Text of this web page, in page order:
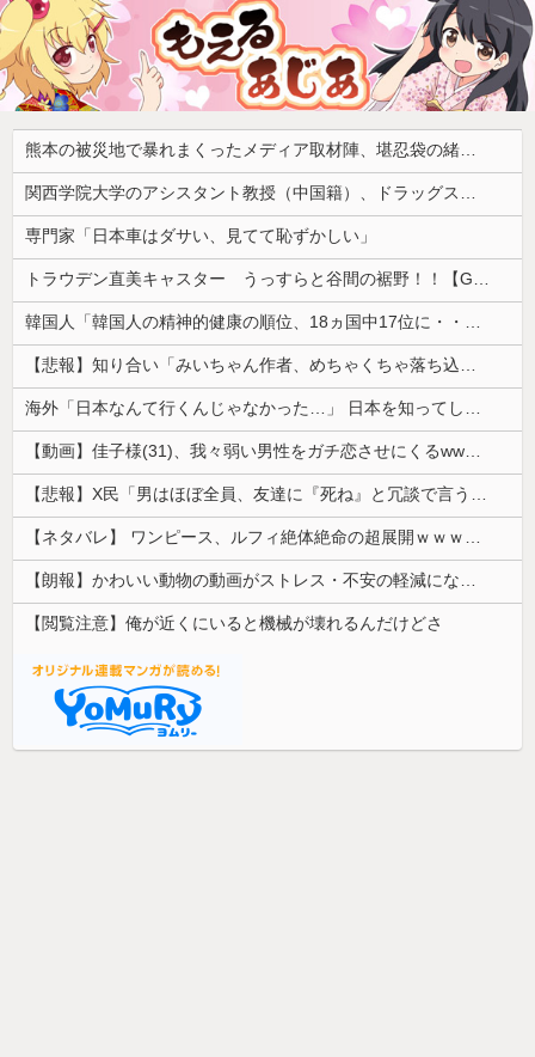
熊本の被災地で暴れまくったメディア取材陣、堪忍袋の緒が切れた地元住民が苦情を寄せまくった結果……
関西学院大学のアシスタント教授（中国籍）、ドラッグストアで現行犯逮捕 万引き容疑
専門家「日本車はダサい、見てて恥ずかしい」
トラウデン直美キャスター うっすらと谷間の裾野！！【GIF動画あり】
韓国人「韓国人の精神的健康の順位、18ヵ国中17位に・・・」→「日本に勝った！！！！！」
【悲報】知り合い「みいちゃん作者、めちゃくちゃ落ち込んでる。以前みいちゃんへの深い愛を語ってくれた」
海外「日本なんて行くんじゃなかった…」 日本を知ってしまったディズニー信者、帰国後『本家』に失望する事態に
【動画】佳子様(31)、我々弱い男性をガチ恋させにくるwwwwwww 【Pickup05164714】
【悲報】X民「男はほぼ全員、友達に『死ね』と冗談で言うことがある」←これマジ？ｗｗｗｗ
【ネタバレ】 ワンピース、ルフィ絶体絶命の超展開ｗｗｗｗｗｗｗｗｗｗｗｗｗｗｗｗｗｗｗｗｗｗｗｗｗｗｗｗｗｗｗｗｗｗｗｗｗｗｗｗｗｗｗｗｗ...
【朗報】かわいい動物の動画がストレス・不安の軽減になる可能性。英大学の研究で実証
【閲覧注意】俺が近くにいると機械が壊れるんだけどさ